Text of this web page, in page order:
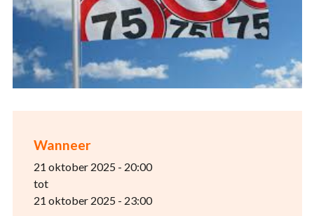
Wanneer
21 oktober 2025 - 20:00
tot
21 oktober 2025 - 23:00